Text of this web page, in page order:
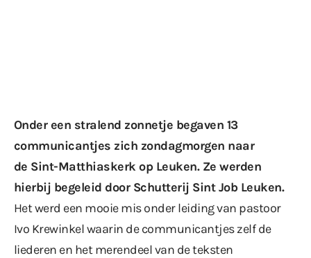
Onder een stralend zonnetje begaven 13
communicantjes zich zondagmorgen naar
de Sint-Matthiaskerk op Leuken. Ze werden
hierbij begeleid door Schutterij Sint Job Leuken.
Het werd een mooie mis onder leiding van pastoor
Ivo Krewinkel waarin de communicantjes zelf de
liederen en het merendeel van de teksten